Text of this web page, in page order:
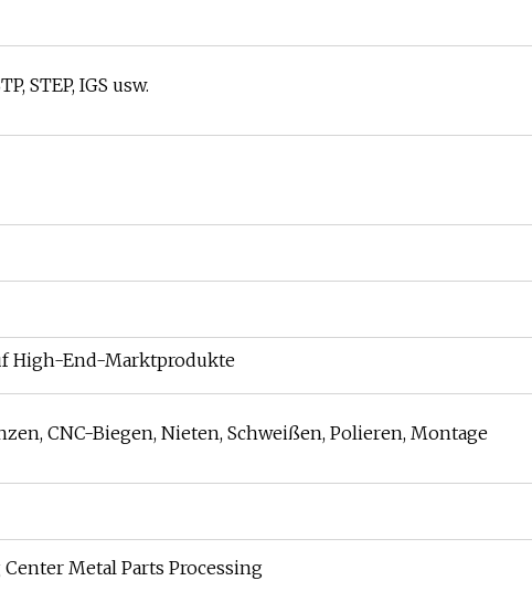
STEP, IGS usw.
High-End-Marktprodukte
CNC-Biegen, Nieten, Schweißen, Polieren, Montage